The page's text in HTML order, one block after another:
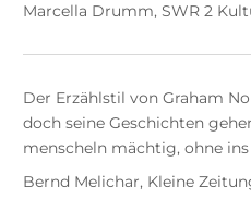
Marcella Drumm, SWR 2
Der Erzählstil von Graham
doch seine Geschichten
menscheln mächtig, ohne
Bernd Melichar, Kleine